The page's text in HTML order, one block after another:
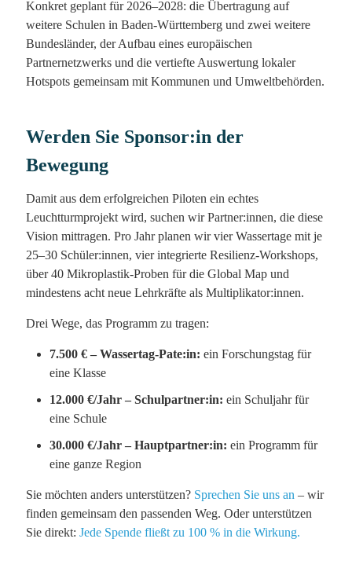
Konkret geplant für 2026–2028: die Übertragung auf
weitere Schulen in Baden-Württemberg und zwei weitere
Bundesländer, der Aufbau eines europäischen
Partnernetzwerks und die vertiefte Auswertung lokaler
Hotspots gemeinsam mit Kommunen und Umweltbehörden.
Werden Sie Sponsor:in der
Bewegung
Damit aus dem erfolgreichen Piloten ein echtes
Leuchtturmprojekt wird, suchen wir Partner:innen, die diese
Vision mittragen. Pro Jahr planen wir vier Wassertage mit je
25–30 Schüler:innen, vier integrierte Resilienz-Workshops,
über 40 Mikroplastik-Proben für die Global Map und
mindestens acht neue Lehrkräfte als Multiplikator:innen.
Drei Wege, das Programm zu tragen:
7.500 € – Wassertag-Pate:in: ein Forschungstag für
eine Klasse
12.000 €/Jahr – Schulpartner:in: ein Schuljahr für
eine Schule
30.000 €/Jahr – Hauptpartner:in: ein Programm für
eine ganze Region
Sie möchten anders unterstützen? Sprechen Sie uns an – wir
finden gemeinsam den passenden Weg. Oder unterstützen
Sie direkt: Jede Spende fließt zu 100 % in die Wirkung.